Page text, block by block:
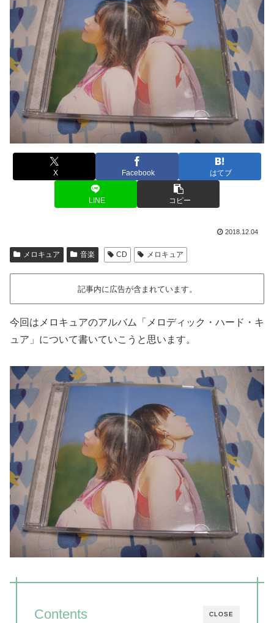
X Facebook はてブ
LINE コピー
2018.12.04
メロキュア 音楽 CD メロキュア
記事内に広告が含まれています。
今回はメロキュアのアルバム「メロディック・ハード・キ
ュア」について書いていこうと思います。
CLOSE
Contents